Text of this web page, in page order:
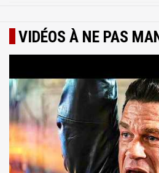
VIDÉOS À NE PAS